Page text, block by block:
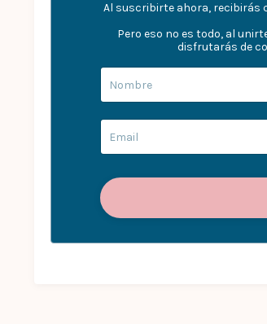
Al suscribirte ahora, recibirás
Pero eso no es todo, al
disfrutarás de